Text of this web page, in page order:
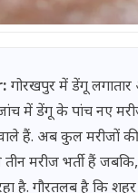
गोरखपुर में डेंगू लगातार
में डेंगू के पांच नए
वाले हैं. अब कुल मरीजों
मरीज भर्ती हैं
है. गौरतलब है कि शहर